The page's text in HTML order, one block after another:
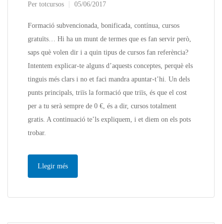
Per totcursos 05/06/2017
Formació subvencionada, bonificada, contínua, cursos
gratuïts… Hi ha un munt de termes que es fan servir però,
saps què volen dir i a quin tipus de cursos fan referència?
Intentem explicar-te alguns d’aquests conceptes, perquè els
tinguis més clars i no et faci mandra apuntar-t’hi. Un dels
punts principals, triïs la formació que triïs, és que el cost
per a tu serà sempre de 0 €, és a dir, cursos totalment
gratis. A continuació te’ls expliquem, i et diem on els pots
trobar.
Llegir més